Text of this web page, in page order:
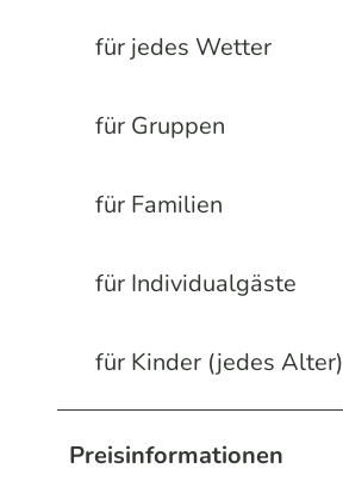
für jedes Wetter
für Gruppen
für Familien
für Individualgäste
für Kinder (jedes Alter)
Preisinformationen